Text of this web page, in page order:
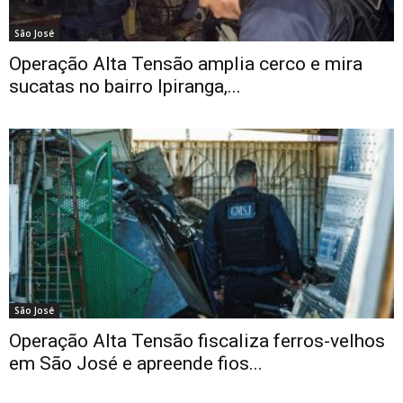
São José
Operação Alta Tensão amplia cerco e mira
sucatas no bairro Ipiranga,...
São José
Operação Alta Tensão fiscaliza ferros-velhos
em São José e apreende fios...